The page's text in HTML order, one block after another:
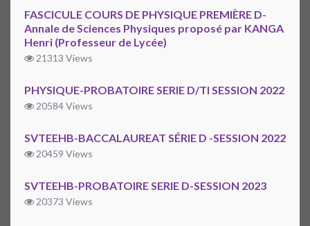
FASCICULE COURS DE PHYSIQUE PREMIÈRE D-
Annale de Sciences Physiques proposé par KANGA
Henri (Professeur de Lycée)
21313 Views
PHYSIQUE-PROBATOIRE SERIE D/TI SESSION 2022
20584 Views
SVTEEHB-BACCALAUREAT SÉRIE D -SESSION 2022
20459 Views
SVTEEHB-PROBATOIRE SERIE D-SESSION 2023
20373 Views